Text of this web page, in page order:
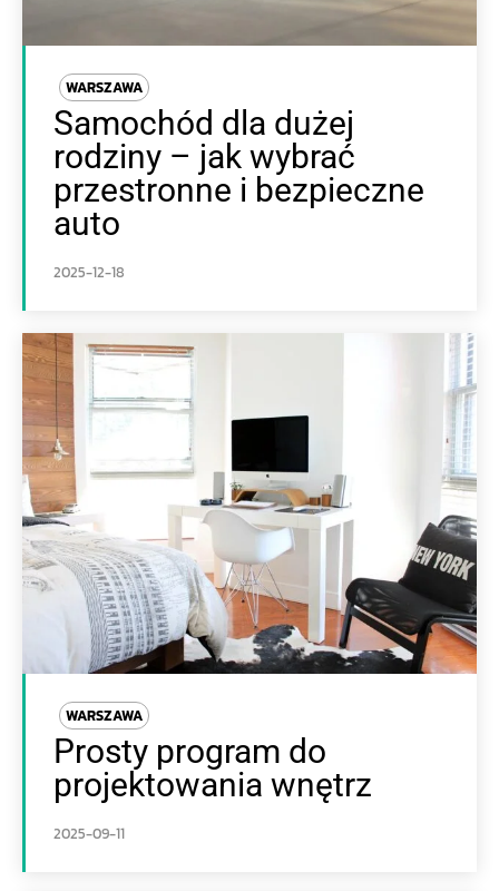
WARSZAWA
Samochód dla dużej
rodziny – jak wybrać
przestronne i bezpieczne
auto
2025-12-18
WARSZAWA
Prosty program do
projektowania wnętrz
2025-09-11